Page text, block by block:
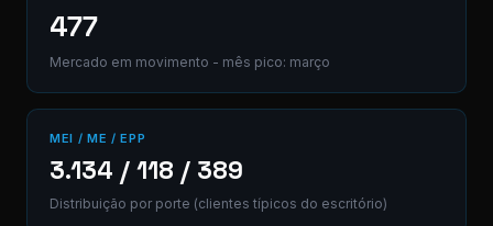
477
Mercado em movimento - mês pico: março
MEI / ME / EPP
3.134 / 118 / 389
Distribuição por porte (clientes típicos do escritório)